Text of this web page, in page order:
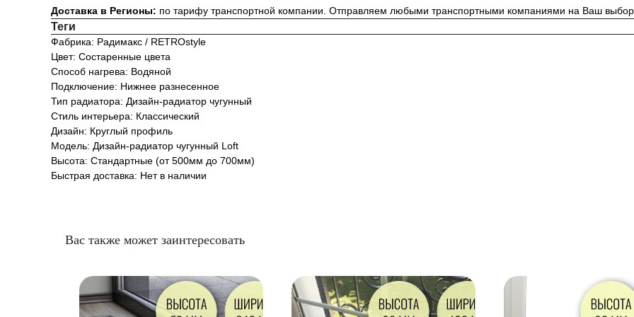
Доставка в Регионы: по тарифу транспортной компании. Отправляем любыми транспортными компаниями на Ваш
Теги
Фабрика: Радимакс / RETROstyle
Цвет: Состаренные цвета
Способ нагрева: Водяной
Подключение: Нижнее разнесенное
Тип радиатора: Дизайн-радиатор чугунный
Стиль интерьера: Классический
Дизайн: Круглый профиль
Модель: Дизайн-радиатор чугунный Loft
Высота: Стандартные (от 500мм до 700мм)
Быстрая доставка: Нет в наличии
Вас также может заинтересовать